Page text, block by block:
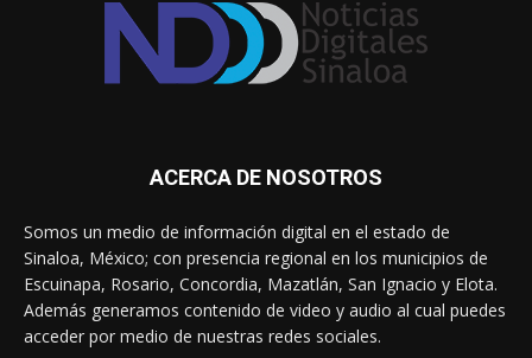
ACERCA DE NOSOTROS
Somos un medio de información digital en el estado de
Sinaloa, México; con presencia regional en los municipios de
Escuinapa, Rosario, Concordia, Mazatlán, San Ignacio y Elota.
Además generamos contenido de video y audio al cual puedes
acceder por medio de nuestras redes sociales.